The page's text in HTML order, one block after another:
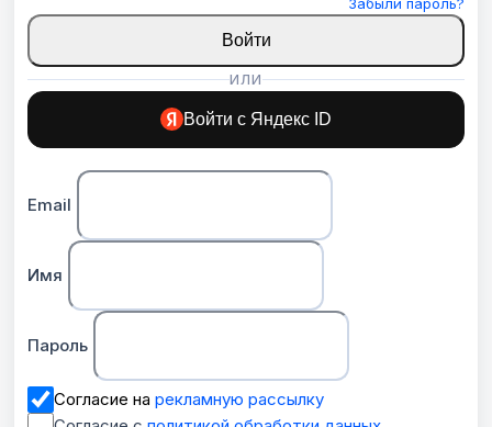
Войти
ИЛИ
Войти с Яндекс ID
Email
Имя
Пароль
Согласие на рекламную рассылку